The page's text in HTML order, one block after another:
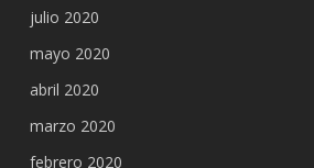
julio 2020
mayo 2020
abril 2020
marzo 2020
febrero 2020